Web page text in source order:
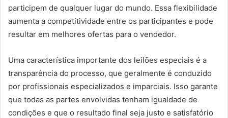
participem de qualquer lugar do mundo. Essa flexibilidade
aumenta a competitividade entre os participantes e pode
resultar em melhores ofertas para o vendedor.
Uma característica importante dos leilões especiais é a
transparência do processo, que geralmente é conduzido
por profissionais especializados e imparciais. Isso garante
que todas as partes envolvidas tenham igualdade de
condições e que o resultado final seja justo e satisfatório